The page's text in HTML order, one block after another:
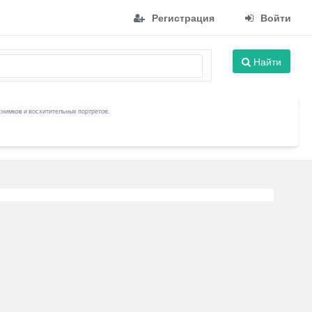
Регистрация Войти
Найти
и восхитительных портретов.